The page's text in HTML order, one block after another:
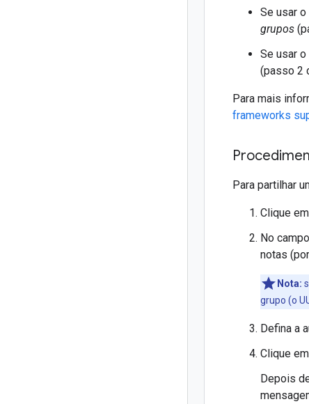
Se usar
grupos
Se usar
(passo 2
Para mais
frameworks
Para partilhar
Clique em
No campo
notas
Nota:
grupo (o
Defina a
Clique em
Depois